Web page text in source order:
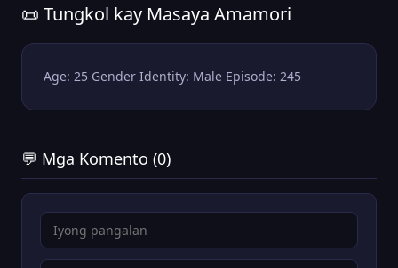
📜 Tungkol kay Masaya Amamori
Age: 25 Gender Identity: Male Episode: 245
💬 Mga Komento (0)